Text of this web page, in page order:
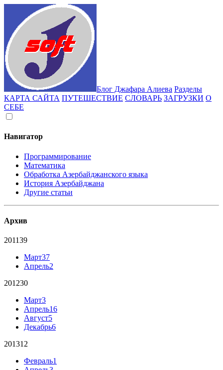
Блог Джафара Алиева Разделы
КАРТА САЙТА ПУТЕШЕСТВИЕ СЛОВАРЬ ЗАГРУЗКИ О
СЕБЕ
Навигатор
Программирование
Математика
Обработка Азербайджанского языка
История Азербайджана
Другие статьи
Архив
201139
Март37
Апрель2
201230
Март3
Апрель16
Август5
Декабрь6
201312
Февраль1